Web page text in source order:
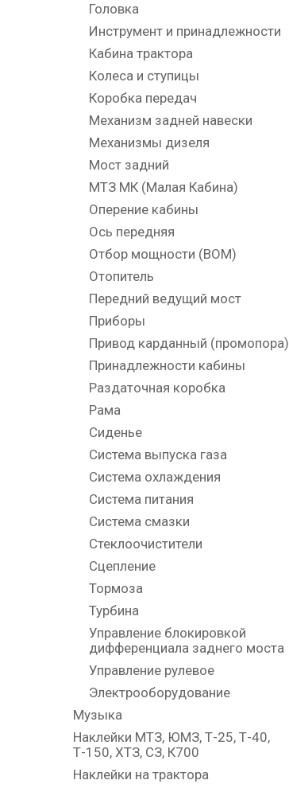
Головка
Инструмент и принадлежности
Кабина трактора
Колеса и ступицы
Коробка передач
Механизм задней навески
Механизмы дизеля
Мост задний
МТЗ МК (Малая Кабина)
Оперение кабины
Ось передняя
Отбор мощности (ВОМ)
Отопитель
Передний ведущий мост
Приборы
Привод карданный (промопора)
Принадлежности кабины
Раздаточная коробка
Рама
Сиденье
Система выпуска газа
Система охлаждения
Система питания
Система смазки
Стеклоочистители
Сцепление
Тормоза
Турбина
Управление блокировкой
дифференциала заднего моста
Управление рулевое
Электрооборудование
Музыка
Наклейки МТЗ, ЮМЗ, Т-25, Т-40,
Т-150, ХТЗ, СЗ, К700
Наклейки на трактора